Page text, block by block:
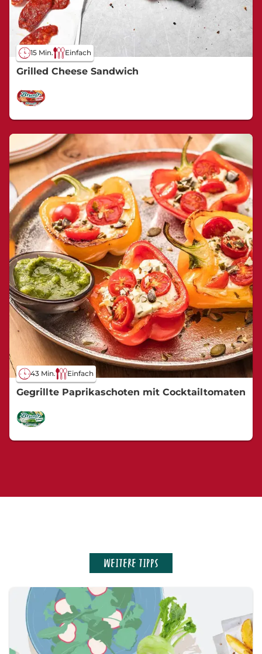
15 Min. Einfach
Grilled Cheese Sandwich
43 Min. Einfach
Gegrillte Paprikaschoten mit Cocktailtomaten
WEITERE TIPPS